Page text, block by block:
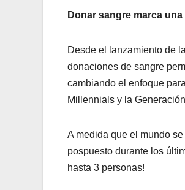
Donar sangre marca
Desde el lanzamiento de
donaciones de sangre
cambiando el enfoque
Millennials y la
A medida que el mundo
pospuesto durante los
hasta 3 personas!